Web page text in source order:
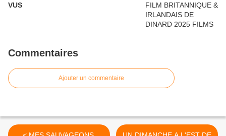
VUS
Commentaires
Ajouter un commentaire